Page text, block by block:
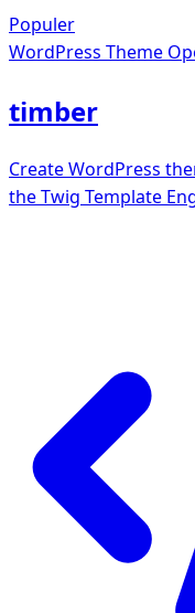
Populer
WordPress Theme
timber
Create WordPress
the Twig Template